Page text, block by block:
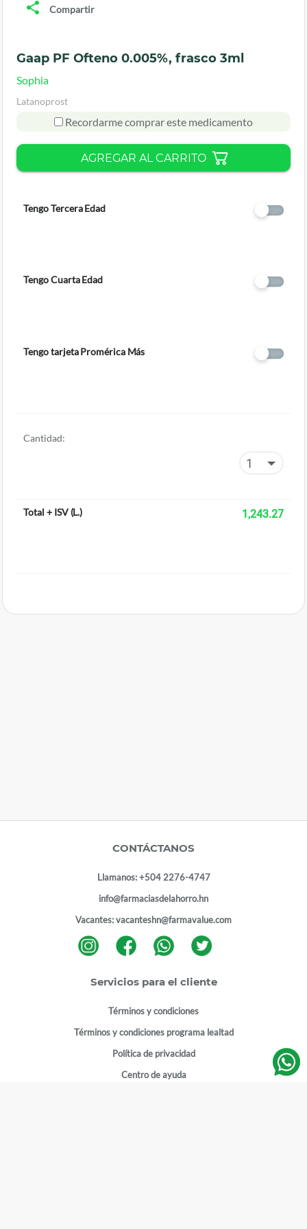
Compartir
Gaap PF Ofteno 0.005%, frasco 3ml
Sophia
Latanoprost
Recordarme comprar este medicamento
AGREGAR AL CARRITO
Tengo Tercera Edad
Tengo Cuarta Edad
Tengo tarjeta Promérica Más
Cantidad:
Total + ISV(L.) 1,243.27
CONTÁCTANOS
Llamanos:+504 2276-4747
info@farmaciasdelahorro.hn
Vacantes:vacanteshn@farmavalue.com
Servicios para el cliente
Términos y condiciones
Términos y condiciones programa lealtad
Política de privacidad
Centro de ayuda